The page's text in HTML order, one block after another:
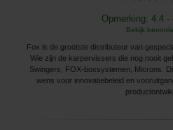
Opmerking: 4.4 -
Bekijk
Fox is de grootste distributeur van
Wie zijn de karpervissers die nog nooit
Swingers, FOX-boxsystemen, Microns.
wens voor innovatiebeleid en